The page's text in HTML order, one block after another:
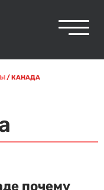
/КАНАДА
почему